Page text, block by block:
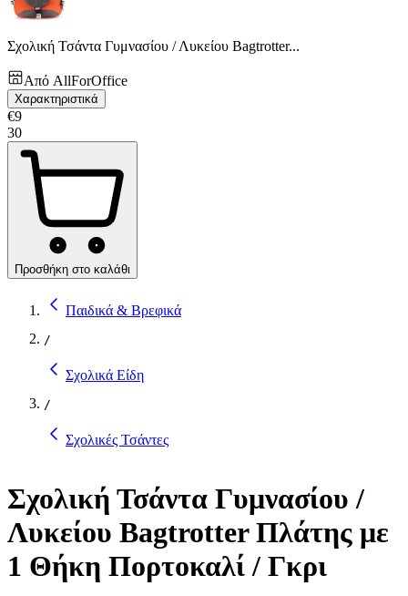
Σχολική Τσάντα Γυμνασίου / Λυκείου Bagtrotter...
Από AllForOffice
Χαρακτηριστικά
€9
30
Προσθήκη στο καλάθι
Παιδικά & Βρεφικά
/
Σχολικά Είδη
/
Σχολικές Τσάντες
Σχολική Τσάντα Γυμνασίου /
Λυκείου Bagtrotter Πλάτης με
1 Θήκη Πορτοκαλί / Γκρι